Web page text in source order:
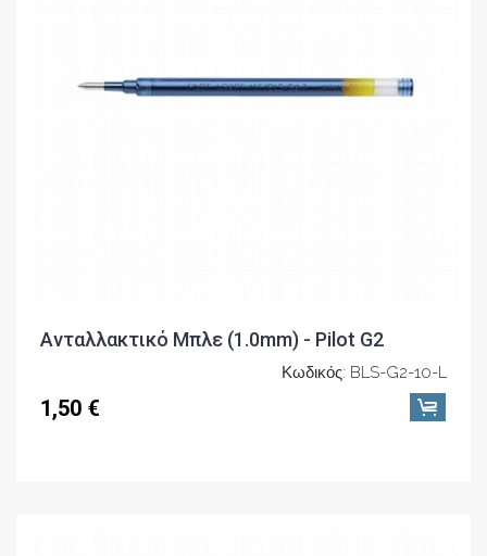
Ανταλλακτικό Μπλε (1.0mm) - Pilot G2
Κωδικός: BLS-G2-10-L
1,50 €